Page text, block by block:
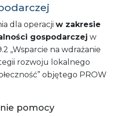
dla operacji w zakresie
gospodarczej w
„Wsparcie na wdrażanie
rozwoju lokalnego
objętego PROW
pomocy